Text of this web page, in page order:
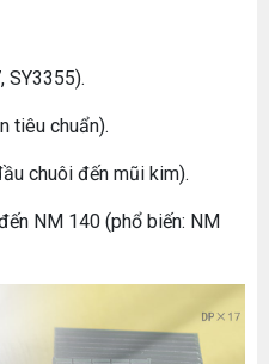
SY3355).
tiêu chuẩn).
chuôi đến mũi kim).
NM 140 (phổ biến: NM